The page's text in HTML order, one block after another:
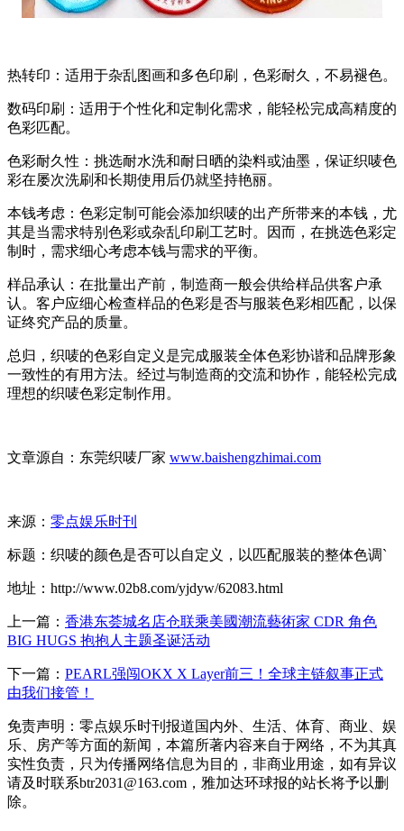
热转印：适用于杂乱图画和多色印刷，色彩耐久，不易褪色。
数码印刷：适用于个性化和定制化需求，能轻松完成高精度的
色彩匹配。
色彩耐久性：挑选耐水洗和耐日晒的染料或油墨，保证织唛色
彩在屡次洗刷和长期使用后仍就坚持艳丽。
本钱考虑：色彩定制可能会添加织唛的出产所带来的本钱，尤
其是当需求特别色彩或杂乱印刷工艺时。因而，在挑选色彩定
制时，需求细心考虑本钱与需求的平衡。
样品承认：在批量出产前，制造商一般会供给样品供客户承
认。客户应细心检查样品的色彩是否与服装色彩相匹配，以保
证终究产品的质量。
总归，织唛的色彩自定义是完成服装全体色彩协谐和品牌形象
一致性的有用方法。经过与制造商的交流和协作，能轻松完成
理想的织唛色彩定制作用。
文章源自：东莞织唛厂家 www.baishengzhimai.com
来源： 零点娱乐时刊
标题：织唛的颜色是否可以自定义，以匹配服装的整体色调`
地址：http://www.02b8.com/yjdyw/62083.html
上一篇： 香港东荟城名店仓联乘美國潮流藝術家 CDR 角色
BIG HUGS 抱抱人主题圣诞活动
下一篇： PEARL强闯OKX X Layer前三！全球主链叙事正式
由我们接管！
免责声明：零点娱乐时刊报道国内外、生活、体育、商业、娱
乐、房产等方面的新闻，本篇所著内容来自于网络，不为其真
实性负责，只为传播网络信息为目的，非商业用途，如有异议
请及时联系btr2031@163.com，雅加达环球报的站长将予以删
除。